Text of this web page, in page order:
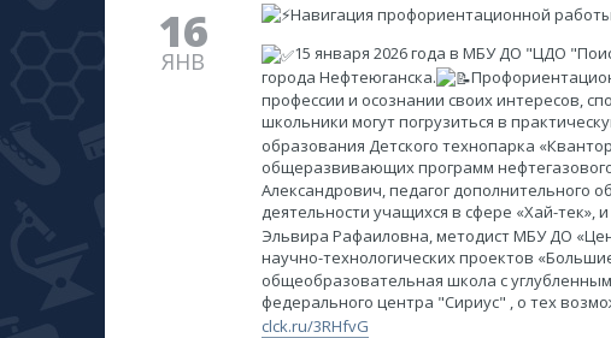
16
ЯНВ
Навигация профориентационной
15 января 2026 года в МБУ ДО "ЦДО
города Нефтеюганска.
профессии и осознании своих интересов,
школьники могут погрузиться в
образования Детского технопарка
общеразвивающих программ
Александрович, педагог дополнительного
деятельности учащихся в сфере «Хай-
Эльвира Рафаиловна, методист МБУ ДО
научно-технологических проектов
общеобразовательная школа с
федерального центра "Сириус" , о тех
clck.ru/3RHfvG